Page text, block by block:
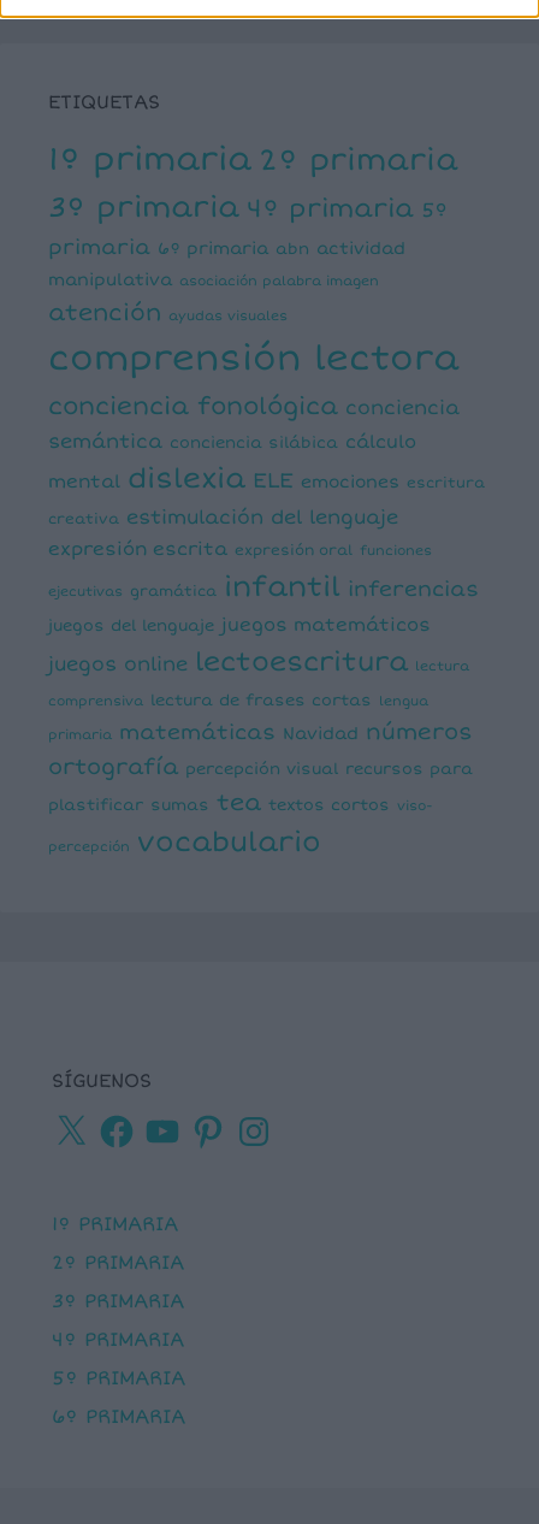
ETIQUETAS
1º primaria 2º primaria
3º primaria 4º primaria 5º
primaria 6º primaria abn actividad
manipulativa asociación palabra imagen
atención ayudas visuales
comprensión lectora
conciencia fonológica conciencia
semántica conciencia silábica cálculo
mental dislexia ELE emociones escritura
creativa estimulación del lenguaje
expresión escrita expresión oral funciones
ejecutivas gramática infantil inferencias
juegos del lenguaje juegos matemáticos
juegos online lectoescritura lectura
comprensiva lectura de frases cortas lengua
primaria matemáticas Navidad números
ortografía percepción visual recursos para
plastificar sumas tea textos cortos viso-
percepción vocabulario
SÍGUENOS
X
Facebook
YouTubePinterestInstagram
1º PRIMARIA
2º PRIMARIA
3º PRIMARIA
4º PRIMARIA
5º PRIMARIA
6º PRIMARIA